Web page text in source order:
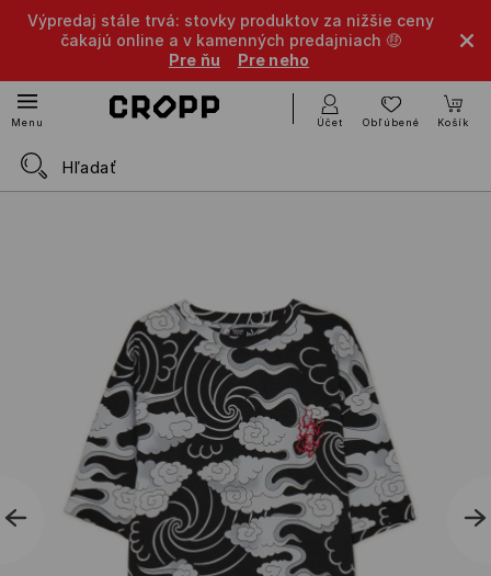
Výpredaj stále trvá: stovky produktov za nižšie ceny
čakajú online a v kamenných predajniach 🤑
Pre ňu
Pre neho
Menu Účet Obľúbené Košík